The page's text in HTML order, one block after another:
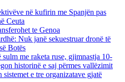
në kufirin me Spanjën pas
Ceuta
te Genoa
Nuk janë sekuestruar dronë të
Botës
me raketa ruse, gjimnastja 10-
historinë e saj përmes vallëzimit
e tre organizatave gjatë